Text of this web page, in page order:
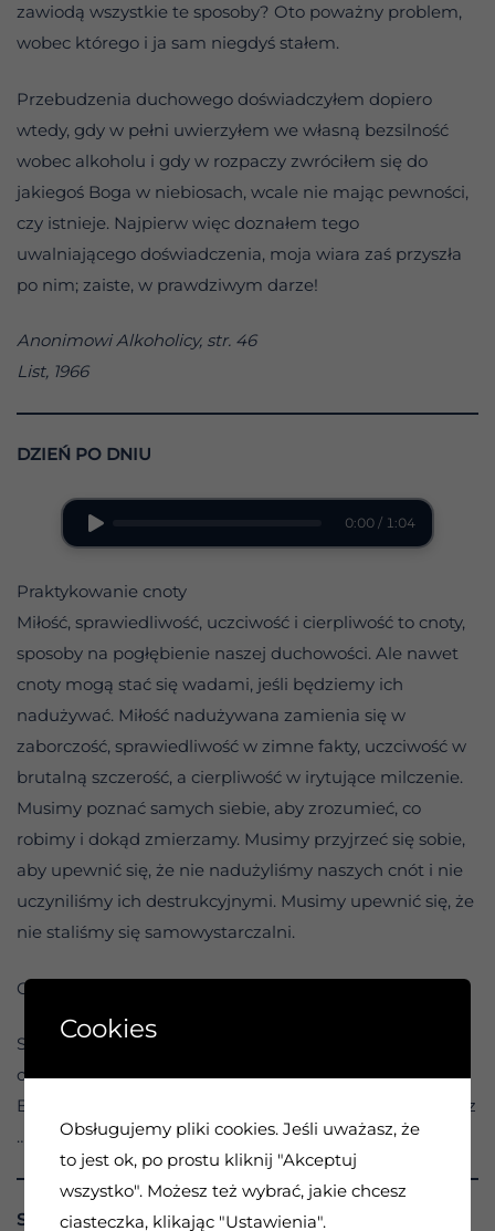
zawiodą wszystkie te sposoby? Oto poważny problem,
wobec którego i ja sam niegdyś stałem.
Przebudzenia duchowego doświadczyłem dopiero
wtedy, gdy w pełni uwierzyłem we własną bezsilność
wobec alkoholu i gdy w rozpaczy zwróciłem się do
jakiegoś Boga w niebiosach, wcale nie mając pewności,
czy istnieje. Najpierw więc doznałem tego
uwalniającego doświadczenia, moja wiara zaś przyszła
po nim; zaiste, w prawdziwym darze!
Anonimowi Alkoholicy, str. 46
List, 1966
DZIEŃ PO DNIU
0:00 / 1:04
Praktykowanie cnoty
Miłość, sprawiedliwość, uczciwość i cierpliwość to cnoty,
sposoby na pogłębienie naszej duchowości. Ale nawet
cnoty mogą stać się wadami, jeśli będziemy ich
nadużywać. Miłość nadużywana zamienia się w
zaborczość, sprawiedliwość w zimne fakty, uczciwość w
brutalną szczerość, a cierpliwość w irytujące milczenie.
Musimy poznać samych siebie, aby zrozumieć, co
robimy i dokąd zmierzamy. Musimy przyjrzeć się sobie,
aby upewnić się, że nie nadużyliśmy naszych cnót i nie
uczyniliśmy ich destrukcyjnymi. Musimy upewnić się, że
nie staliśmy się samowystarczalni.
Czy praktykuję cnoty w sposób konstruktywny?
Siło wyższa, pomóż mi nie być tak gorliwym, by moje
cnoty zamieniły się w wady.
Będę dziś pokornie praktykować swoje wartości poprzez
… .
SPACER W SUCHYCH MIEJSCACH
Cookies
Obsługujemy pliki cookies. Jeśli uważasz, że
to jest ok, po prostu kliknij "Akceptuj
wszystko". Możesz też wybrać, jakie chcesz
ciasteczka, klikając "Ustawienia".